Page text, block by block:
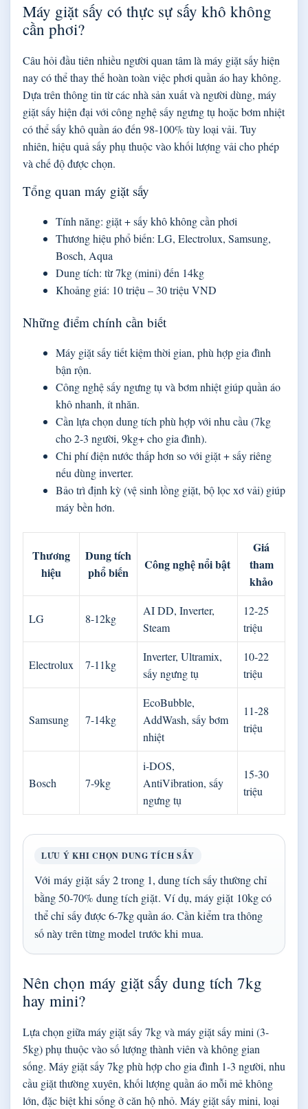
Máy giặt sấy có thực sự sấy khô không
cần phơi?
Câu hỏi đầu tiên nhiều người quan tâm là máy giặt sấy hiện
nay có thể thay thế hoàn toàn việc phơi quần áo hay không.
Dựa trên thông tin từ các nhà sản xuất và người dùng, máy
giặt sấy hiện đại với công nghệ sấy ngưng tụ hoặc bơm nhiệt
có thể sấy khô quần áo đến 98-100% tùy loại vải. Tuy
nhiên, hiệu quả sấy phụ thuộc vào khối lượng vải cho phép
và chế độ được chọn.
Tổng quan máy giặt sấy
Tính năng: giặt + sấy khô không cần phơi
Thương hiệu phổ biến: LG, Electrolux, Samsung,
Bosch, Aqua
Dung tích: từ 7kg (mini) đến 14kg
Khoảng giá: 10 triệu – 30 triệu VND
Những điểm chính cần biết
Máy giặt sấy tiết kiệm thời gian, phù hợp gia đình
bận rộn.
Công nghệ sấy ngưng tụ và bơm nhiệt giúp quần áo
khô nhanh, ít nhăn.
Cần lựa chọn dung tích phù hợp với nhu cầu (7kg
cho 2-3 người, 9kg+ cho gia đình).
Chi phí điện nước thấp hơn so với giặt + sấy riêng
nếu dùng inverter.
Bảo trì định kỳ (vệ sinh lồng giặt, bộ lọc xơ vải) giúp
máy bền hơn.
Thương
hiệu
Dung tích
phổ biến
Công nghệ nổi bật
Giá
tham
khảo
LG 8-12kg
AI DD, Inverter,
Steam
12-25
triệu
Electrolux 7-11kg
Inverter, Ultramix,
sấy ngưng tụ
10-22
triệu
Samsung 7-14kg
EcoBubble,
AddWash, sấy bơm
nhiệt
11-28
triệu
Bosch 7-9kg
i-DOS,
AntiVibration, sấy
ngưng tụ
15-30
triệu
LƯU Ý KHI CHỌN DUNG TÍCH SẤY
Với máy giặt sấy 2 trong 1, dung tích sấy thường chỉ
bằng 50-70% dung tích giặt. Ví dụ, máy giặt 10kg có
thể chỉ sấy được 6-7kg quần áo. Cần kiểm tra thông
số này trên từng model trước khi mua.
Nên chọn máy giặt sấy dung tích 7kg
hay mini?
Lựa chọn giữa máy giặt sấy 7kg và máy giặt sấy mini (3-
5kg) phụ thuộc vào số lượng thành viên và không gian
sống. Máy giặt sấy 7kg phù hợp cho gia đình 1-3 người, nhu
cầu giặt thường xuyên, khối lượng quần áo mỗi mẻ không
lớn, đặc biệt khi sống ở căn hộ nhỏ. Máy giặt sấy mini, loại